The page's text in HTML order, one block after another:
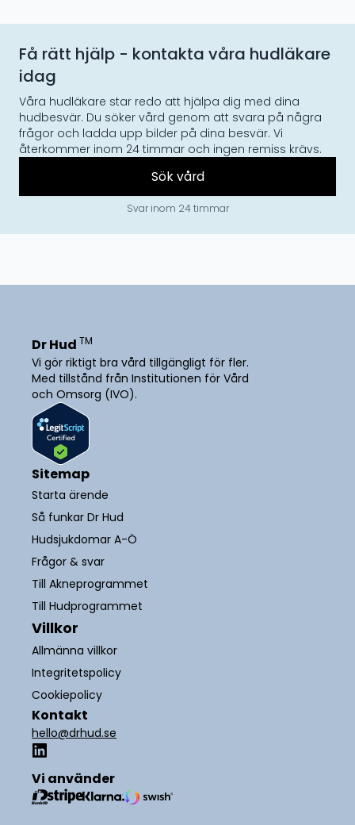
Få rätt hjälp - kontakta våra hudläkare
idag
Våra hudläkare star redo att hjälpa dig med dina
hudbesvär. Du söker vård genom att svara på några
frågor och ladda upp bilder på dina besvär. Vi
återkommer inom 24 timmar och ingen remiss krävs.
Sök vård
Svar inom 24 timmar
Dr Hud TM
Vi gör riktigt bra vård tillgängligt för fler.
Med tillstånd från Institutionen för Vård
och Omsorg (IVO).
Sitemap
Starta ärende
Så funkar Dr Hud
Hudsjukdomar A-Ö
Frågor & svar
Till Akneprogrammet
Till Hudprogrammet
Villkor
Allmänna villkor
Integritetspolicy
Cookiepolicy
Kontakt
hello@drhud.se
Vi använder